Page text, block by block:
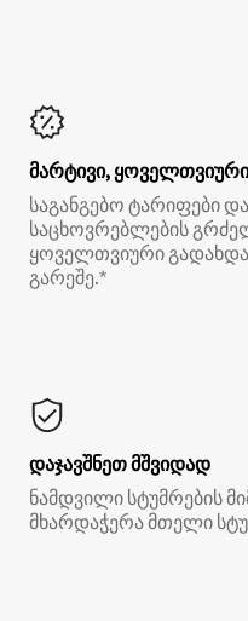
მარტივი,
საგანგებო ტარიფები
საცხოვრებლების
ყოველთვიური გადახდა
გარეშე.*
დაჯავშნეთ მშვიდად
ნამდვილი სტუმრების
მხარდაჭერა მთელი